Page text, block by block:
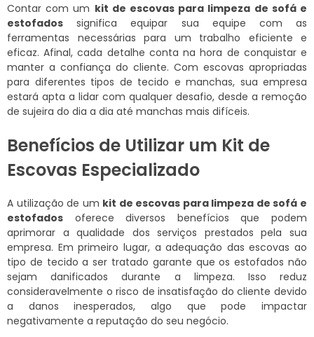
Contar com um kit de escovas para limpeza de sofá e
estofados significa equipar sua equipe com as
ferramentas necessárias para um trabalho eficiente e
eficaz. Afinal, cada detalhe conta na hora de conquistar e
manter a confiança do cliente. Com escovas apropriadas
para diferentes tipos de tecido e manchas, sua empresa
estará apta a lidar com qualquer desafio, desde a remoção
de sujeira do dia a dia até manchas mais difíceis.
Benefícios de Utilizar um Kit de
Escovas Especializado
A utilização de um kit de escovas para limpeza de sofá e
estofados oferece diversos benefícios que podem
aprimorar a qualidade dos serviços prestados pela sua
empresa. Em primeiro lugar, a adequação das escovas ao
tipo de tecido a ser tratado garante que os estofados não
sejam danificados durante a limpeza. Isso reduz
consideravelmente o risco de insatisfação do cliente devido
a danos inesperados, algo que pode impactar
negativamente a reputação do seu negócio.